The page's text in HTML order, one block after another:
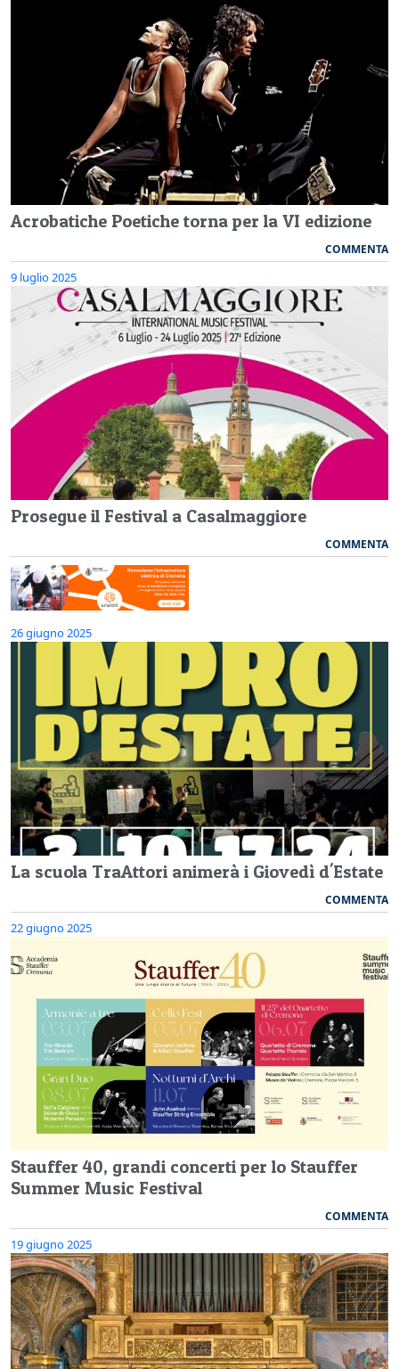
Acrobatiche Poetiche torna per la VI edizione
COMMENTA
9 luglio 2025
Prosegue il Festival a Casalmaggiore
COMMENTA
26 giugno 2025
La scuola TraAttori animerà i Giovedì d'Estate
COMMENTA
22 giugno 2025
Stauffer 40, grandi concerti per lo Stauffer
Summer Music Festival
COMMENTA
19 giugno 2025